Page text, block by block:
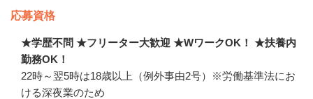
応募資格
★学歴不問 ★フリーター大歓迎 ★WワークOK！ ★扶養内
勤務OK！
22時～翌5時は18歳以上（例外事由2号）※労働基準法にお
ける深夜業のため